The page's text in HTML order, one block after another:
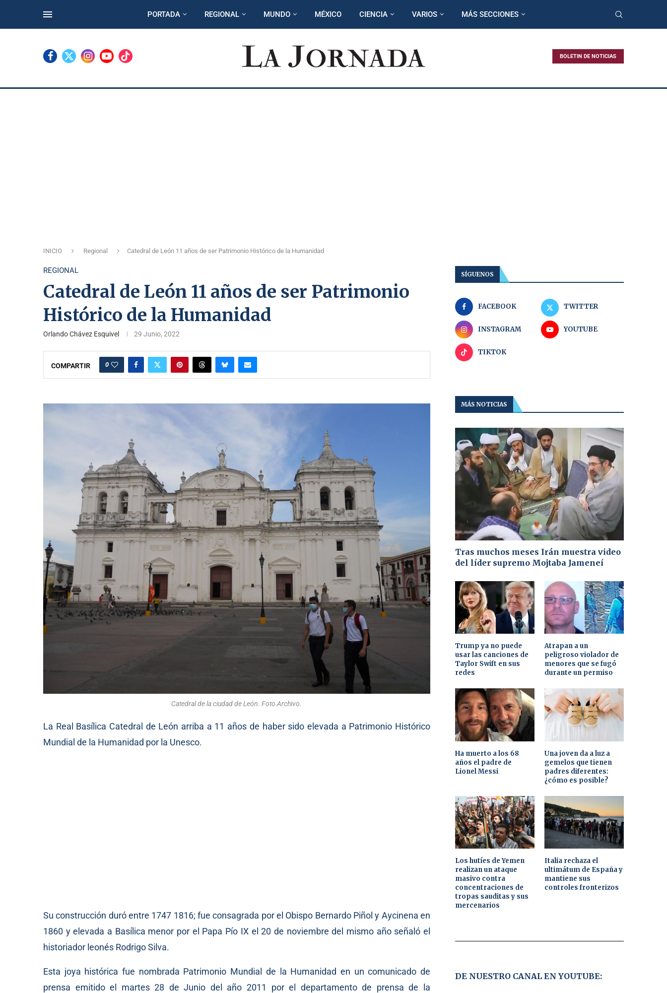
PORTADA REGIONAL MUNDO MÉXICO CIENCIA VARIOS MÁS SECCIONES
BOLETIN DE NOTICIAS
INICIO Regional Catedral de León 11 años de ser Patrimonio Histórico de la Humanidad
REGIONAL
Catedral de León 11 años de ser Patrimonio
Histórico de la Humanidad
Orlando Chávez Esquivel 29 Junio, 2022
COMPARTIR 0
Catedral de la ciudad de León. Foto Archivo.
La Real Basílica Catedral de León arriba a 11 años de haber sido elevada a Patrimonio Histórico
Mundial de la Humanidad por la Unesco.
Su construcción duró entre 1747 1816; fue consagrada por el Obispo Bernardo Piñol y Aycinena en
1860 y elevada a Basílica menor por el Papa Pío IX el 20 de noviembre del mismo año señaló el
historiador leonés Rodrigo Silva.
Esta joya histórica fue nombrada Patrimonio Mundial de la Humanidad en un comunicado de
prensa emitido el martes 28 de Junio del año 2011 por el departamento de prensa de la
SÍGUENOS
FACEBOOK TWITTER
INSTAGRAM YOUTUBE
TIKTOK
MÁS NOTICIAS
Tras muchos meses Irán muestra video
del líder supremo Mojtaba Jameneí
Trump ya no puede
usar las canciones de
Taylor Swift en sus
redes
Atrapan a un
peligroso violador de
menores que se fugó
durante un permiso
Ha muerto a los 68
años el padre de
Lionel Messi
Una joven da a luz a
gemelos que tienen
padres diferentes:
¿cómo es posible?
Los hutíes de Yemen
realizan un ataque
masivo contra
concentraciones de
tropas sauditas y sus
mercenarios
Italia rechaza el
ultimátum de España y
mantiene sus
controles fronterizos
DE NUESTRO CANAL EN YOUTUBE: